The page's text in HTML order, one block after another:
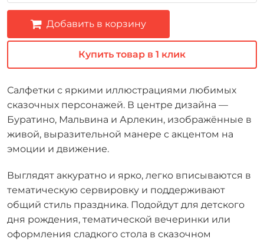
Добавить в корзину
Купить товар в 1 клик
Салфетки с яркими иллюстрациями любимых
сказочных персонажей. В центре дизайна —
Буратино, Мальвина и Арлекин, изображённые в
живой, выразительной манере с акцентом на
эмоции и движение.
Выглядят аккуратно и ярко, легко вписываются в
тематическую сервировку и поддерживают
общий стиль праздника. Подойдут для детского
дня рождения, тематической вечеринки или
оформления сладкого стола в сказочном